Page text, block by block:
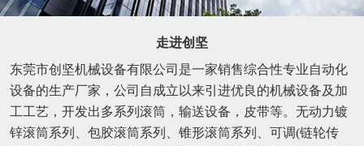
走进创坚
东莞市创坚机械设备有限公司是一家销售综合性专业自动化
设备的生产厂家，公司自成立以来引进优良的机械设备及加
工工艺，开发出多系列滚筒，输送设备，皮带等。无动力镀
锌滚筒系列、包胶滚筒系列、锥形滚筒系列、可调(链轮传